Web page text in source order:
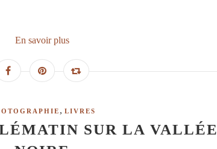
En savoir plus
, LIVRES
SUR LA VALLÉE